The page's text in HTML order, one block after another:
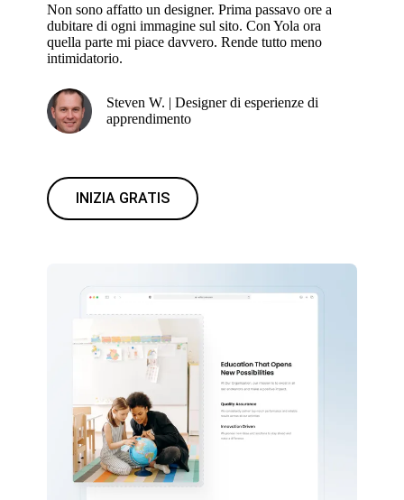
Non sono affatto un designer. Prima passavo ore a
dubitare di ogni immagine sul sito. Con Yola ora
quella parte mi piace davvero. Rende tutto meno
intimidatorio.
Steven W. | Designer di esperienze di
apprendimento
INIZIA GRATIS